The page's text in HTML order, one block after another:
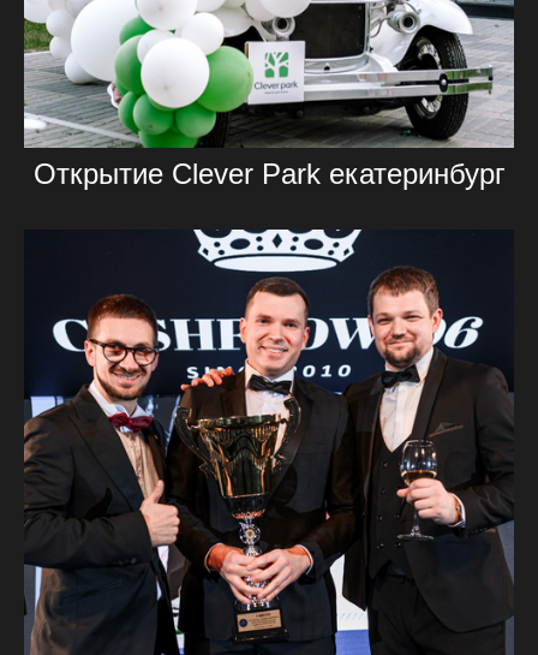
Открытие Clever Park екатеринбург